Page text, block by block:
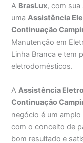
A BrasLux, com
umaAssistência
Continuação
Manutenção em
Linha Branca e tem
eletrodomésticos.
AAssistência
Continuação
negócio é um
com o conceito de
bom resultado e